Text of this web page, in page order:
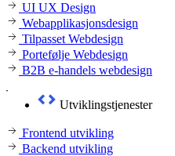
UI UX Design
Webapplikasjonsdesign
Tilpasset Webdesign
Portefølje Webdesign
B2B e-handels webdesign
Utviklingstjenester
Frontend utvikling
Backend utvikling